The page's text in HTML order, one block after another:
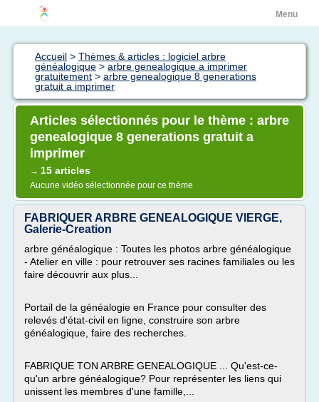
Menu
Accueil > Thèmes & articles : logiciel arbre
généalogique > arbre genealogique a imprimer
gratuitement > arbre genealogique 8 generations
gratuit a imprimer
Articles sélectionnés pour le thème : arbre
genealogique 8 generations gratuit a
imprimer
→ 15 articles
Aucune vidéo sélectionnée pour ce thème
FABRIQUER ARBRE GENEALOGIQUE VIERGE,
Galerie-Creation
arbre généalogique : Toutes les photos arbre généalogique
- Atelier en ville : pour retrouver ses racines familiales ou les
faire découvrir aux plus...
Portail de la généalogie en France pour consulter des
relevés d'état-civil en ligne, construire son arbre
généalogique, faire des recherches.
FABRIQUE TON ARBRE GENEALOGIQUE ... Qu'est-ce-
qu'un arbre généalogique? Pour représenter les liens qui
unissent les membres d'une famille,...